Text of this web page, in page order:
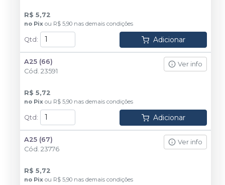
R$ 5,72
no Pix ou R$ 5,90 nas demais condições
Qtd : Adicionar
A25 (66)
Cód. 23591
Ver info
R$ 5,72
no Pix ou R$ 5,90 nas demais condições
Qtd : Adicionar
A25 (67)
Cód. 23776
Ver info
R$ 5,72
no Pix ou R$ 5,90 nas demais condições